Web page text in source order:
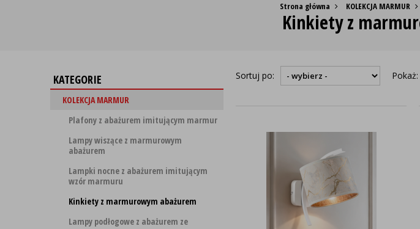
Strona główna KOLEKCJA MARMUR
Kinkiety z
KATEGORIE
KOLEKCJA MARMUR
Plafony z abażurem imitującym marmur
Lampy wiszące z marmurowym
abażurem
Lampki nocne z abażurem imitującym
wzór marmuru
Kinkiety z marmurowym abażurem
Lampy podłogowe z abażurem ze
Sortuj po: Pokaż: